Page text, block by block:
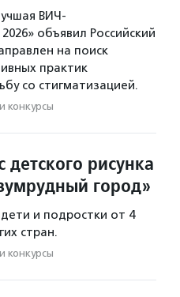
ВИЧ-
объявил Российский
на поиск
практик
со стигматизацией.
конкурсы
детского рисунка
город»
и подростки от 4
стран.
конкурсы